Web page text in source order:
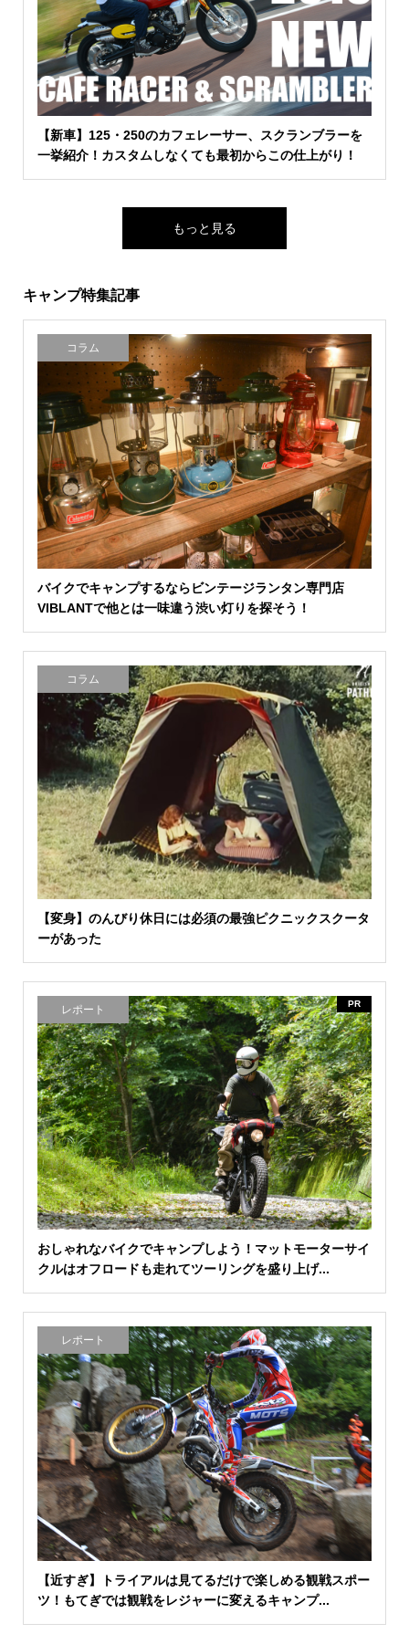
【新車】125・250のカフェレーサー、スクランブラーを
一挙紹介！カスタムしなくても最初からこの仕上がり！
もっと見る
キャンプ特集記事
コラム
バイクでキャンプするならビンテージランタン専門店
VIBLANTで他とは一味違う渋い灯りを探そう！
コラム
【変身】のんびり休日には必須の最強ピクニックスクータ
ーがあった
レポート PR
おしゃれなバイクでキャンプしよう！マットモーターサイ
クルはオフロードも走れてツーリングを盛り上げ...
レポート
【近すぎ】トライアルは見てるだけで楽しめる観戦スポー
ツ！もてぎでは観戦をレジャーに変えるキャンプ...